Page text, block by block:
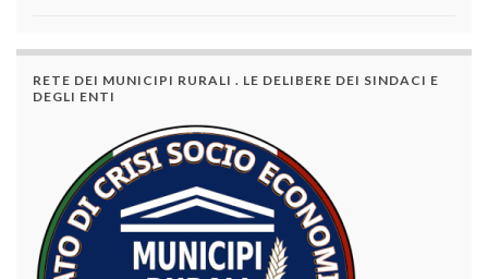
RETE DEI MUNICIPI RURALI . LE DELIBERE DEI SINDACI E
DEGLI ENTI